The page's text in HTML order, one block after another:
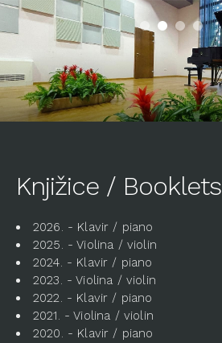
Knjižice / Booklets
2026. - Klavir / piano
2025. - Violina / violin
2024. - Klavir / piano
2023. - Violina / violin
2022. - Klavir / piano
2021. - Violina / violin
2020. - Klavir / piano